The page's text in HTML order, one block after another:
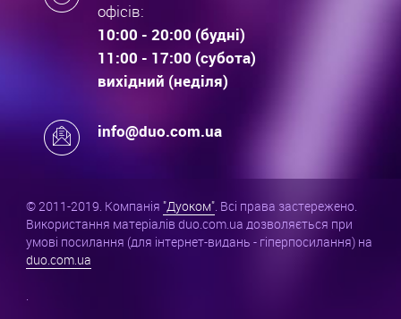
офісів:
10:00 - 20:00 (будні)
11:00 - 17:00 (субота)
вихідний (неділя)
info@duo.com.ua
© 2011-2019. Компанія "Дуоком". Всі права застережено.
Використання матеріалів duo.com.ua дозволяється при
умові посилання (для інтернет-видань - гіперпосилання) на
duo.com.ua
.